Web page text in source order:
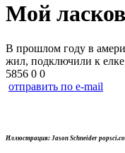
Мой
В прошлом году в
жил, подключили к елке,
5856 0 0
отправить по e-mail
Иллюстрация: Jason Schneider